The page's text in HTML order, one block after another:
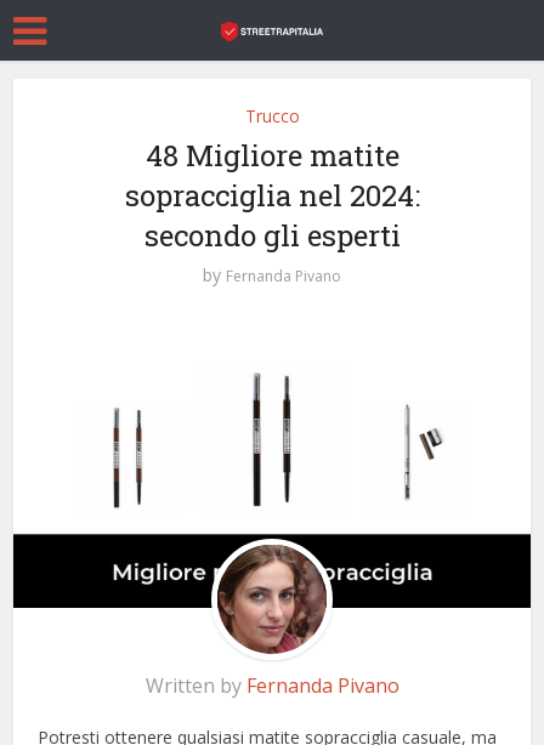
Trucco
48 Migliore matite
sopracciglia nel 2024:
secondo gli esperti
by Fernanda Pivano
Written by Fernanda Pivano
Potresti ottenere qualsiasi matite sopracciglia casuale, ma